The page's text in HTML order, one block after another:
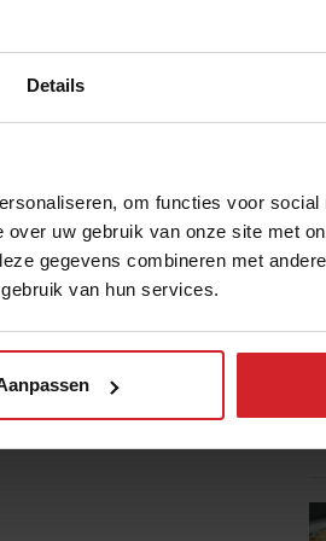
Details
om functies voor social
uw gebruik van onze site met
gegevens combineren met
van hun services.
het
van
het
die op
voor jou!